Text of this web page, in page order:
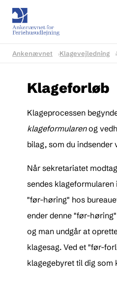
Ankenævnet Klagevejledning
Klageforløb
Klageprocessen
klageformularenog
bilag, som du indsender
Når sekretariatet
sendes klageformularen
"før-høring" hos
ender denne "før-
og man undgår at
klagesag. Ved et "før-
klagegebyret til dig som